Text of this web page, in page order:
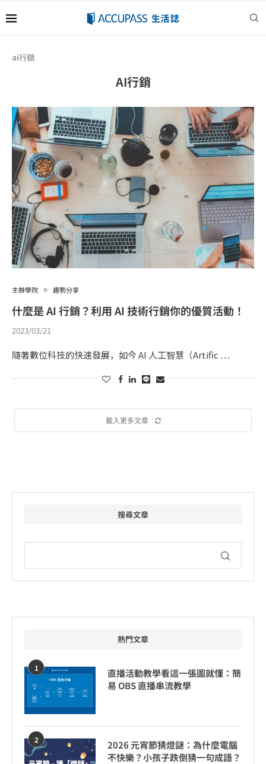
ai行銷
AI行銷
主辦學院 趨勢分享
什麼是 AI 行銷？利用 AI 技術行銷你的優質活動！
2023/03/21
隨著數位科技的快速發展，如今 AI 人工智慧（Artific …
載入更多文章
搜尋文章
熱門文章
1
直播活動教學看這一張圖就懂：簡
易 OBS 直播串流教學
2
2026 元宵節猜燈謎：為什麼電腦
不快樂？小孩子跌倒猜一句成語？